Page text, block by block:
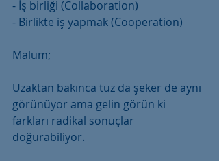
- İş birliği (Collaboration)
- Birlikte iş yapmak (Cooperation)
Malum;
Uzaktan bakınca tuz da şeker de aynı
görünüyor ama gelin görün ki
farkları radikal sonuçlar
doğurabiliyor.